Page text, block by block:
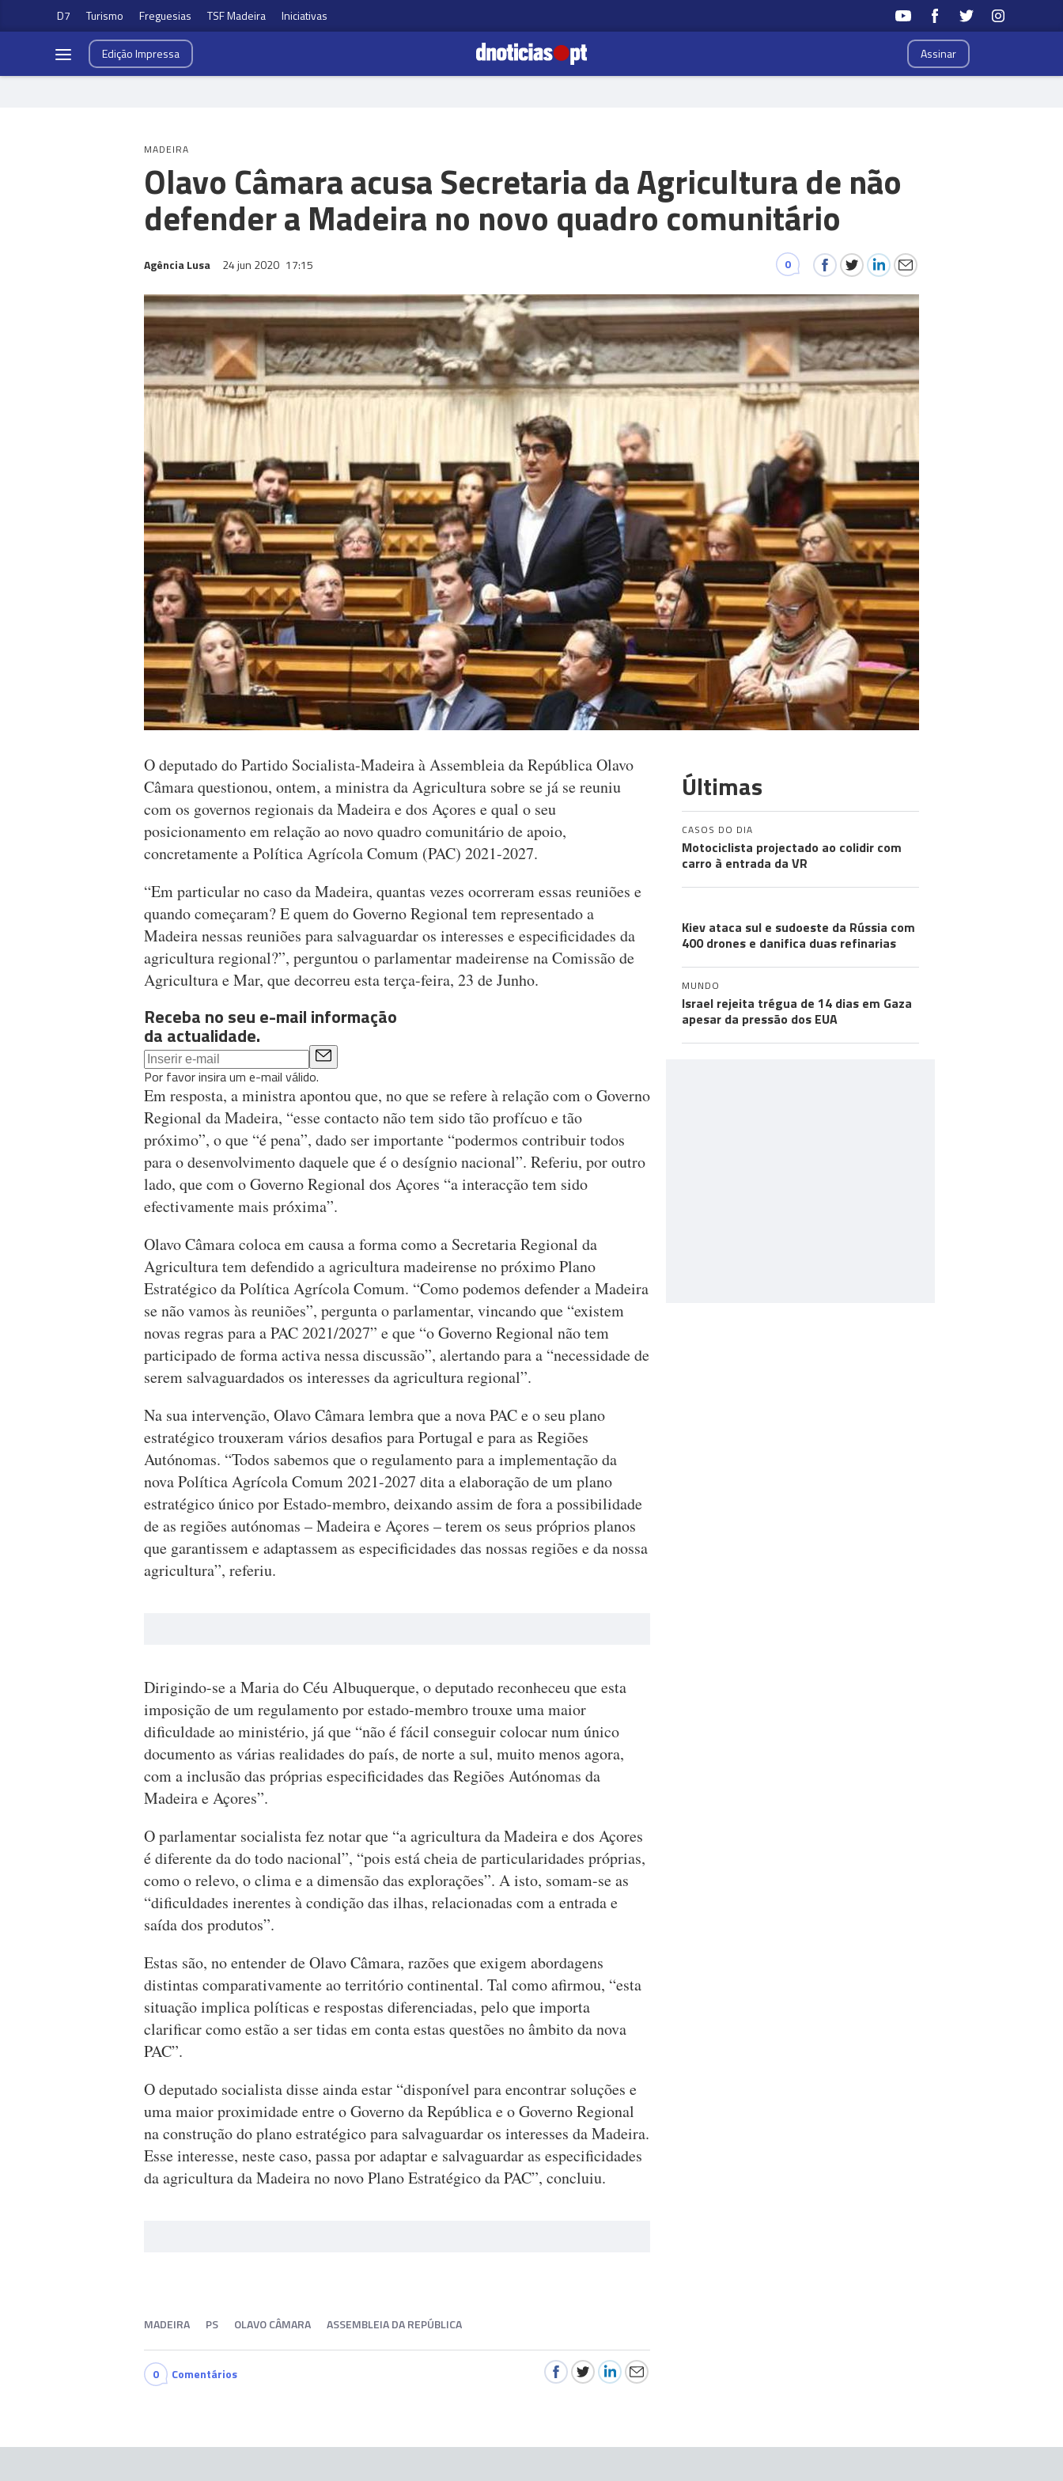
D7 Turismo Freguesias TSF Madeira Iniciativas
Assinar
EdiçãoImpressa
MADEIRA
Olavo Câmara acusa Secretaria da Agricultura de não
defender a Madeira no novo quadro comunitário
Agência Lusa 24 jun 2020 17:15 0
O deputado do Partido Socialista-Madeira à Assembleia da República Olavo
Câmara questionou, ontem, a ministra da Agricultura sobre se já se reuniu
com os governos regionais da Madeira e dos Açores e qual o seu
posicionamento em relação ao novo quadro comunitário de apoio,
concretamente a Política Agrícola Comum (PAC) 2021-2027.
“Em particular no caso da Madeira, quantas vezes ocorreram essas reuniões e
quando começaram? E quem do Governo Regional tem representado a
Madeira nessas reuniões para salvaguardar os interesses e especificidades da
agricultura regional?”, perguntou o parlamentar madeirense na Comissão de
Agricultura e Mar, que decorreu esta terça-feira, 23 de Junho.
Receba no seu e-mail informação
da actualidade.
Por favor insira um e-mail válido.
Em resposta, a ministra apontou que, no que se refere à relação com o Governo
Regional da Madeira, “esse contacto não tem sido tão profícuo e tão
próximo”, o que “é pena”, dado ser importante “podermos contribuir todos
para o desenvolvimento daquele que é o desígnio nacional”. Referiu, por outro
lado, que com o Governo Regional dos Açores “a interacção tem sido
efectivamente mais próxima”.
Olavo Câmara coloca em causa a forma como a Secretaria Regional da
Agricultura tem defendido a agricultura madeirense no próximo Plano
Estratégico da Política Agrícola Comum. “Como podemos defender a Madeira
se não vamos às reuniões”, pergunta o parlamentar, vincando que “existem
novas regras para a PAC 2021/2027” e que “o Governo Regional não tem
participado de forma activa nessa discussão”, alertando para a “necessidade de
serem salvaguardados os interesses da agricultura regional”.
Na sua intervenção, Olavo Câmara lembra que a nova PAC e o seu plano
estratégico trouxeram vários desafios para Portugal e para as Regiões
Autónomas. “Todos sabemos que o regulamento para a implementação da
nova Política Agrícola Comum 2021-2027 dita a elaboração de um plano
estratégico único por Estado-membro, deixando assim de fora a possibilidade
de as regiões autónomas – Madeira e Açores – terem os seus próprios planos
que garantissem e adaptassem as especificidades das nossas regiões e da nossa
agricultura”, referiu.
Dirigindo-se a Maria do Céu Albuquerque, o deputado reconheceu que esta
imposição de um regulamento por estado-membro trouxe uma maior
dificuldade ao ministério, já que “não é fácil conseguir colocar num único
documento as várias realidades do país, de norte a sul, muito menos agora,
com a inclusão das próprias especificidades das Regiões Autónomas da
Madeira e Açores”.
O parlamentar socialista fez notar que “a agricultura da Madeira e dos Açores
é diferente da do todo nacional”, “pois está cheia de particularidades próprias,
como o relevo, o clima e a dimensão das explorações”. A isto, somam-se as
“dificuldades inerentes à condição das ilhas, relacionadas com a entrada e
saída dos produtos”.
Estas são, no entender de Olavo Câmara, razões que exigem abordagens
distintas comparativamente ao território continental. Tal como afirmou, “esta
situação implica políticas e respostas diferenciadas, pelo que importa
clarificar como estão a ser tidas em conta estas questões no âmbito da nova
PAC”.
O deputado socialista disse ainda estar “disponível para encontrar soluções e
uma maior proximidade entre o Governo da República e o Governo Regional
na construção do plano estratégico para salvaguardar os interesses da Madeira.
Esse interesse, neste caso, passa por adaptar e salvaguardar as especificidades
da agricultura da Madeira no novo Plano Estratégico da PAC”, concluiu.
MADEIRA PS OLAVO CÂMARA ASSEMBLEIA DA REPÚBLICA
0 Comentários
Últimas
CASOS DO DIA
Motociclista projectado ao colidir com
carro à entrada da VR
Kiev ataca sul e sudoeste da Rússia com
400 drones e danifica duas refinarias
MUNDO
Israel rejeita trégua de 14 dias em Gaza
apesar da pressão dos EUA